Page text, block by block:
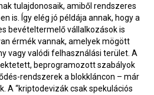
tulajdonosaik, amiből rendszeres
is. Így elég jó példája annak, hogy a
bevételtermelő vállalkozások is
érmék vannak, amelyek mögött
vagy valódi felhasználási terület. A
beprogramozott szabályok
rendszerek a blokkláncon – már
A “kriptodevizák csak spekulációs